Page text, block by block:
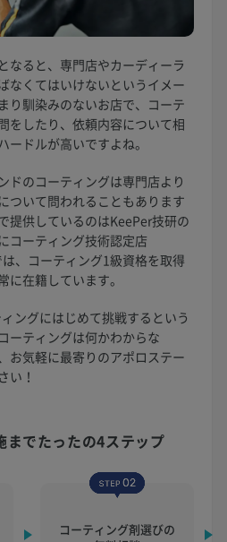
なると、専門店やカーディーラ
なくてはいけないというイメー
り馴染みのないお店で、コーテ
をしたり、依頼内容について相
ードルが高いですよね。
ドのコーティングは専門店より
ついて問われることもあります
提供しているのはKeePer技研の
コーティング技術認定店
は、コーティング1級資格を取得
に在籍しています。
ングにはじめて挑戦するという
ーティングは何かわからな
気軽に最寄りのアポロステー
い！
までたったの4ステップ
コーティング剤選びの